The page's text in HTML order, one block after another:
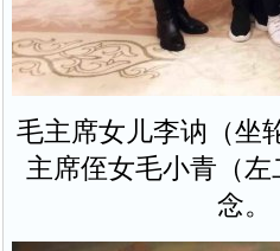
毛主席女儿李讷（坐
主席侄女毛小青（
念。